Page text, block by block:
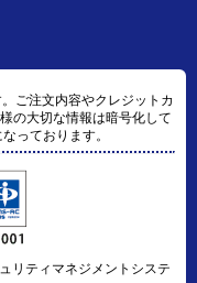
ご注文内容やクレジットカ
の大切な情報は暗号化して
っております。
リティマネジメントシステ